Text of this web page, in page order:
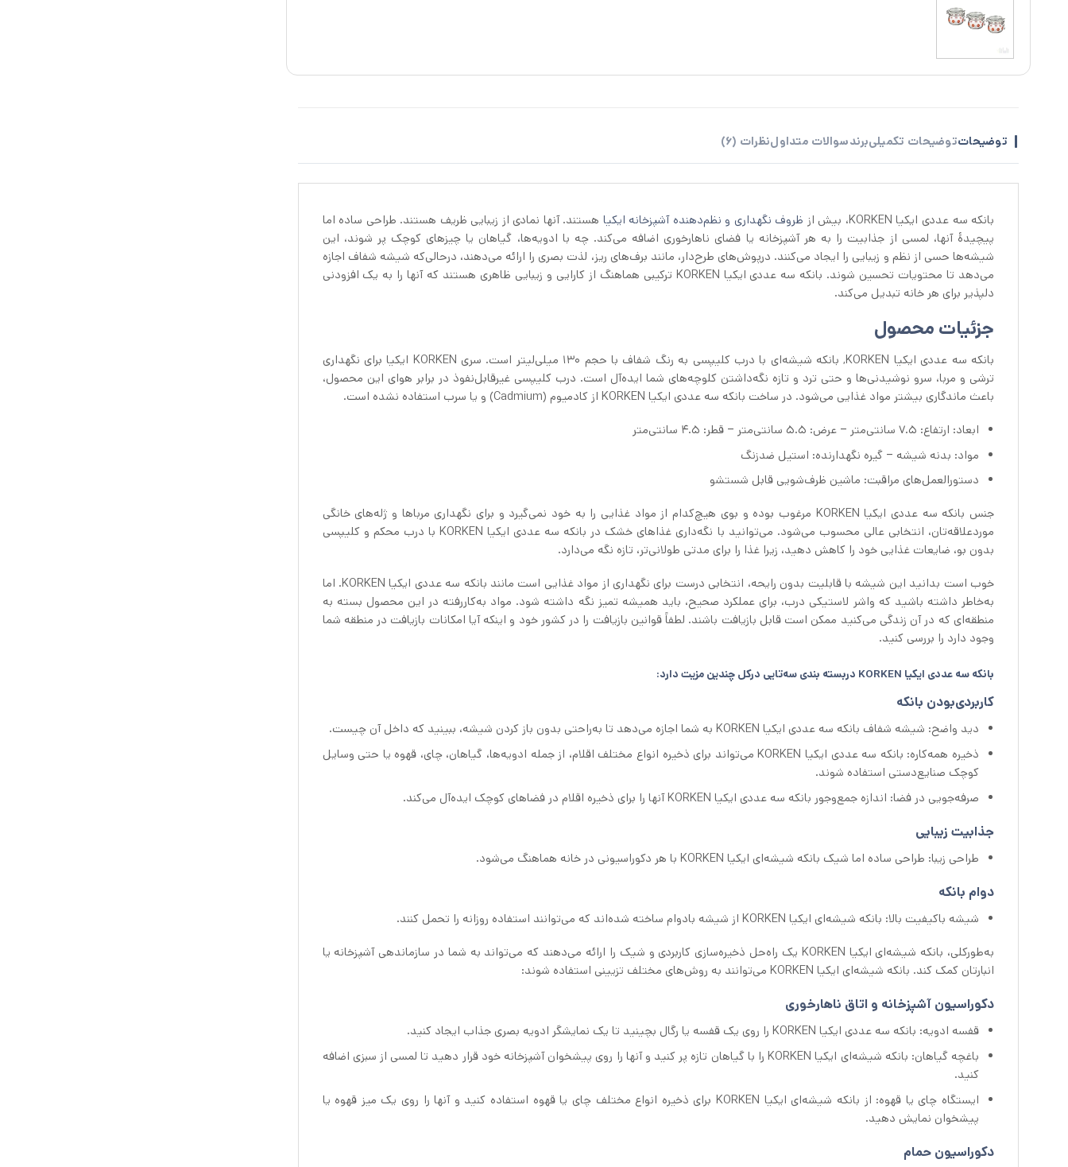
توضیحاتتوضیحات تکمیلیبرندسوالات متداولنظرات (6)
بانکه سه عددی ایکیا KORKEN، بیش از ظروف نگهداری و نظم‌دهنده آشپزخانه ایکیا هستند. آنها نمادی از زیبایی ظریف هستند. طراحی ساده اما
پیچیدهٔ آنها، لمسی از جذابیت را به هر آشپزخانه یا فضای ناهارخوری اضافه می‌کند. چه با ادویه‌ها، گیاهان یا چیزهای کوچک پر شوند، این
شیشه‌ها حسی از نظم و زیبایی را ایجاد می‌کنند. درپوش‌های طرح‌دار، مانند برف‌های ریز، لذت بصری را ارائه می‌دهند، درحالی‌که شیشه شفاف اجازه
می‌دهد تا محتویات تحسین شوند. بانکه سه عددی ایکیا KORKEN ترکیبی هماهنگ از کارایی و زیبایی ظاهری هستند که آنها را به یک افزودنی
دلپذیر برای هر خانه تبدیل می‌کند.
جزئیات محصول
بانکه سه عددی ایکیا KORKEN, بانکه شیشه‌ای با درب کلیپسی به رنگ شفاف با حجم 130 میلی‌لیتر است. سری KORKEN ایکیا برای نگهداری
ترشی و مربا، سرو نوشیدنی‌ها و حتی ترد و تازه نگه‌داشتن کلوچه‌های شما ایده‌آل است. درب کلیپسی غیرقابل‌نفوذ در برابر هوای این محصول،
باعث ماندگاری بیشتر مواد غذایی می‌شود. در ساخت بانکه سه عددی ایکیا KORKEN از کادمیوم (Cadmium) و یا سرب استفاده نشده است.
ابعاد: ارتفاع: ۷.۵ سانتی‌متر – عرض: ۵.۵ سانتی‌متر – قطر: ۴.۵ سانتی‌متر
مواد: بدنه شیشه – گیره نگهدارنده: استیل ضدزنگ
دستورالعمل‌های مراقبت: ماشین ظرف‌شویی قابل شستشو
جنس بانکه سه عددی ایکیا KORKEN مرغوب بوده و بوی هیچ‌کدام از مواد غذایی را به خود نمی‌گیرد و برای نگهداری مرباها و ژله‌های خانگی
موردعلاقه‌تان، انتخابی عالی محسوب می‌شود. می‌توانید با نگه‌داری غذاهای خشک در بانکه سه عددی ایکیا KORKEN با درب محکم و کلیپسی
بدون بو، ضایعات غذایی خود را کاهش دهید، زیرا غذا را برای مدتی طولانی‌تر، تازه نگه می‌دارد.
خوب است بدانید این شیشه با قابلیت بدون رایحه، انتخابی درست برای نگهداری از مواد غذایی است مانند بانکه سه عددی ایکیا KORKEN. اما
به‌خاطر داشته باشید که واشر لاستیکی درب، برای عملکرد صحیح، باید همیشه تمیز نگه داشته شود. مواد به‌کاررفته در این محصول بسته به
منطقه‌ای که در آن زندگی می‌کنید ممکن است قابل بازیافت باشند. لطفاً قوانین بازیافت را در کشور خود و اینکه آیا امکانات بازیافت در منطقه شما
وجود دارد را بررسی کنید.
بانکه سه عددی ایکیا KORKEN دربسته بندی سه‌تایی درکل چندین مزیت دارد:
کاربردی‌بودن بانکه
دید واضح: شیشه شفاف بانکه سه عددی ایکیا KORKEN به شما اجازه می‌دهد تا به‌راحتی بدون باز کردن شیشه، ببینید که داخل آن چیست.
ذخیره همه‌کاره: بانکه سه عددی ایکیا KORKEN می‌تواند برای ذخیره انواع مختلف اقلام، از جمله ادویه‌ها، گیاهان، چای، قهوه یا حتی وسایل
کوچک صنایع‌دستی استفاده شوند.
صرفه‌جویی در فضا: اندازه جمع‌وجور بانکه سه عددی ایکیا KORKEN آنها را برای ذخیره اقلام در فضاهای کوچک ایده‌آل می‌کند.
جذابیت زیبایی
طراحی زیبا: طراحی ساده اما شیک بانکه شیشه‌ای ایکیا KORKEN با هر دکوراسیونی در خانه هماهنگ می‌شود.
دوام بانکه
شیشه باکیفیت بالا: بانکه شیشه‌ای ایکیا KORKEN از شیشه بادوام ساخته شده‌اند که می‌توانند استفاده روزانه را تحمل کنند.
به‌طورکلی، بانکه شیشه‌ای ایکیا KORKEN یک راه‌حل ذخیره‌سازی کاربردی و شیک را ارائه می‌دهند که می‌تواند به شما در سازماندهی آشپزخانه یا
انبارتان کمک کند. بانکه شیشه‌ای ایکیا KORKEN می‌توانند به روش‌های مختلف تزیینی استفاده شوند:
دکوراسیون آشپزخانه و اتاق ناهارخوری
قفسه ادویه: بانکه سه عددی ایکیا KORKEN را روی یک قفسه یا رگال بچینید تا یک نمایشگر ادویه بصری جذاب ایجاد کنید.
باغچه گیاهان: بانکه شیشه‌ای ایکیا KORKEN را با گیاهان تازه پر کنید و آنها را روی پیشخوان آشپزخانه خود قرار دهید تا لمسی از سبزی اضافه
کنید.
ایستگاه چای یا قهوه: از بانکه شیشه‌ای ایکیا KORKEN برای ذخیره انواع مختلف چای یا قهوه استفاده کنید و آنها را روی یک میز قهوه یا
پیشخوان نمایش دهید.
دکوراسیون حمام